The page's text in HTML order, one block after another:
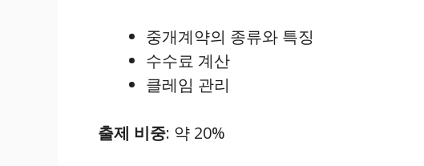
중개계약의 종류와 특징
수수료 계산
클레임 관리
출제 비중: 약 20%